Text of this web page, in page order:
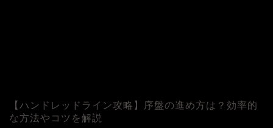
【ハンドレッドライン攻略】序盤の進め方は？効率的
な方法やコツを解説